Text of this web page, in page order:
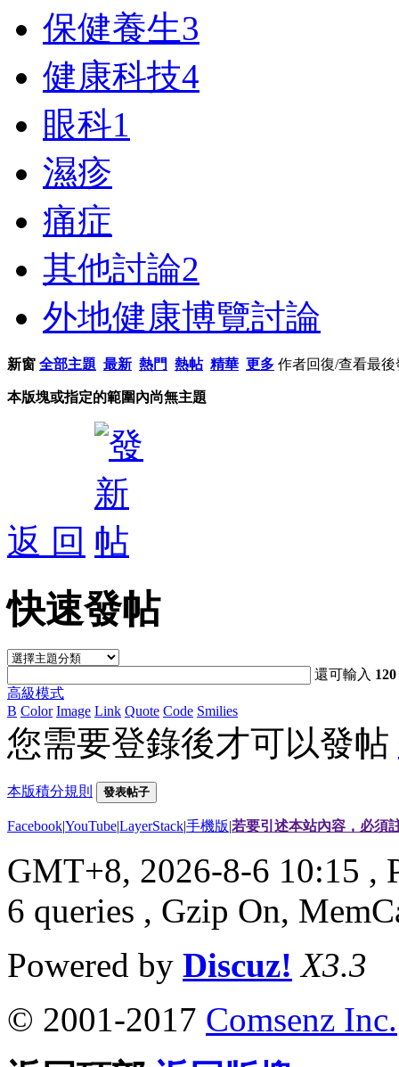
保健養生3
健康科技4
眼科1
濕疹
痛症
其他討論2
外地健康博覽討論
新窗 全部主題 最新 熱門 熱帖 精華 更多 作者回復/查看最後
本版塊或指定的範圍內尚無主題
返 回
快速發帖
還可輸入 120
高級模式
B Color Image Link Quote Code Smilies
您需要登錄後才可以發帖
本版積分規則 發表帖子
Facebook|YouTube|LayerStack|手機版|若要引述本站內容，必須
GMT+8, 2026-8-6 10:15 ,
6 queries , Gzip On,
Powered by Discuz! X3.3
© 2001-2017 Comsenz Inc.